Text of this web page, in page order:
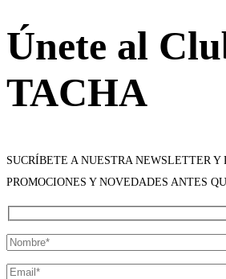
Únete al
TACHA
SUCRÍBETE A NUESTRA NEWSLETTER Y
PROMOCIONES Y NOVEDADES ANTES